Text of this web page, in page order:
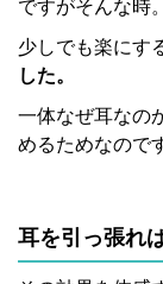
ですがそんな時。
少しでも楽にす
した。
一体なぜ耳なの
めるためなので
耳を引っ張れ